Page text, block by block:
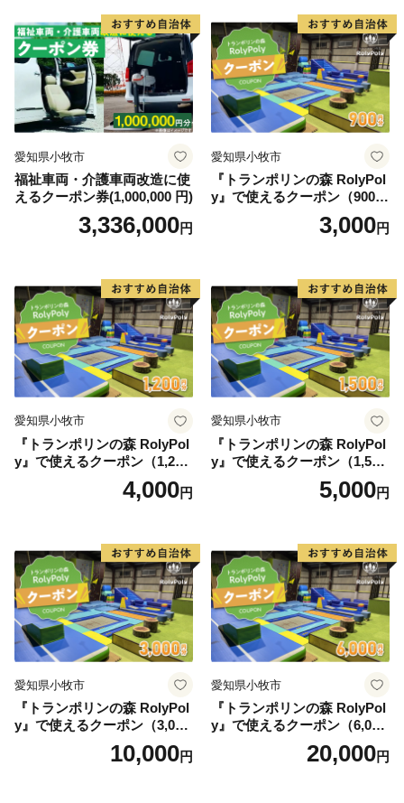
愛知県小牧市
福祉車両・介護車両改造に使
えるクーポン券(1,000,000 円)
3,336,000円
愛知県小牧市
『トランポリンの森 RolyPol
y』で使えるクーポン（900
3,000円
愛知県小牧市
『トランポリンの森 RolyPol
y』で使えるクーポン（1,200
4,000円
愛知県小牧市
『トランポリンの森 RolyPol
y』で使えるクーポン（1,500
5,000円
愛知県小牧市
『トランポリンの森 RolyPol
y』で使えるクーポン（3,000
10,000円
愛知県小牧市
『トランポリンの森 RolyPol
y』で使えるクーポン（6,000
20,000円